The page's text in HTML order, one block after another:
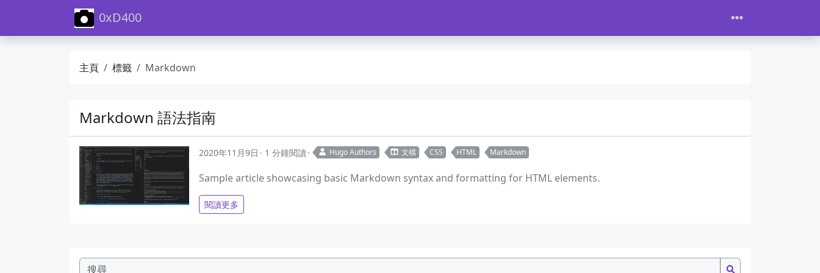
0xD400
主頁 標籤 Markdown
Markdown 語法指南
2020年11月9日 1 分鐘閱讀 Hugo Authors 文檔 CSS HTML Markdown
Sample article showcasing basic Markdown syntax and formatting for HTML elements.
閱讀更多